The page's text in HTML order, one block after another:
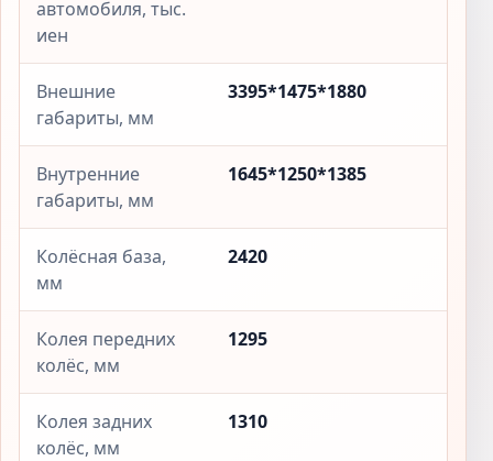
автомобиля, тыс.
иен
Внешние
габариты, мм
3395*1475*1880
Внутренние
габариты, мм
1645*1250*1385
Колёсная база,
мм
2420
Колея передних
колёс, мм
1295
Колея задних
колёс, мм
1310